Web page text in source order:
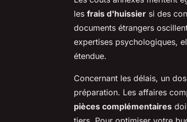
les frais d'huissier si des
documents étrangers
expertises psychologiques,
étendue.
Concernant les délais, un
préparation. Les affaires
pièces complémentaires